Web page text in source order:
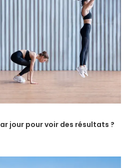
jour pour voir des résultats ?